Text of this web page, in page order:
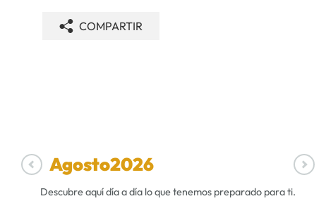
COMPARTIR
Agosto2026
Descubre aquí día a día lo que tenemos preparado para ti.